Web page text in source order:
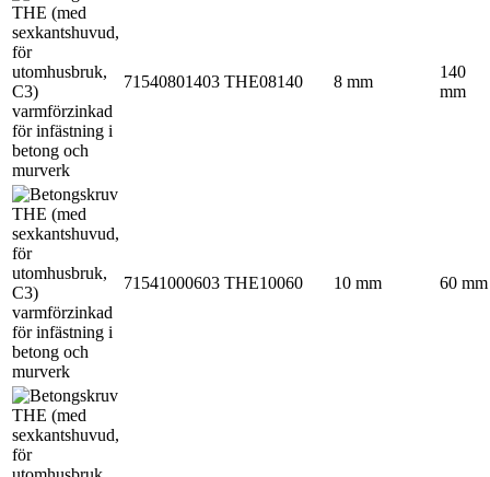
71540801403 THE08140 8 mm
140
mm
71541000603 THE10060 10 mm 60 mm